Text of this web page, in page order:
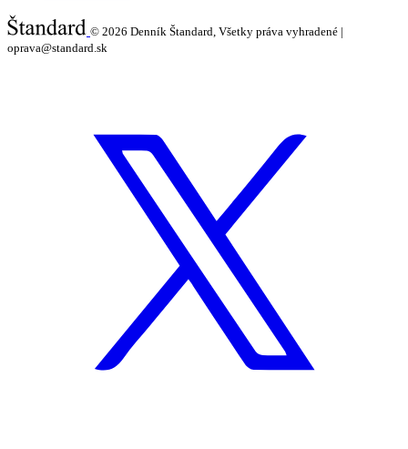
© 2026 Denník Štandard, Všetky práva vyhradené |
oprava@standard.sk